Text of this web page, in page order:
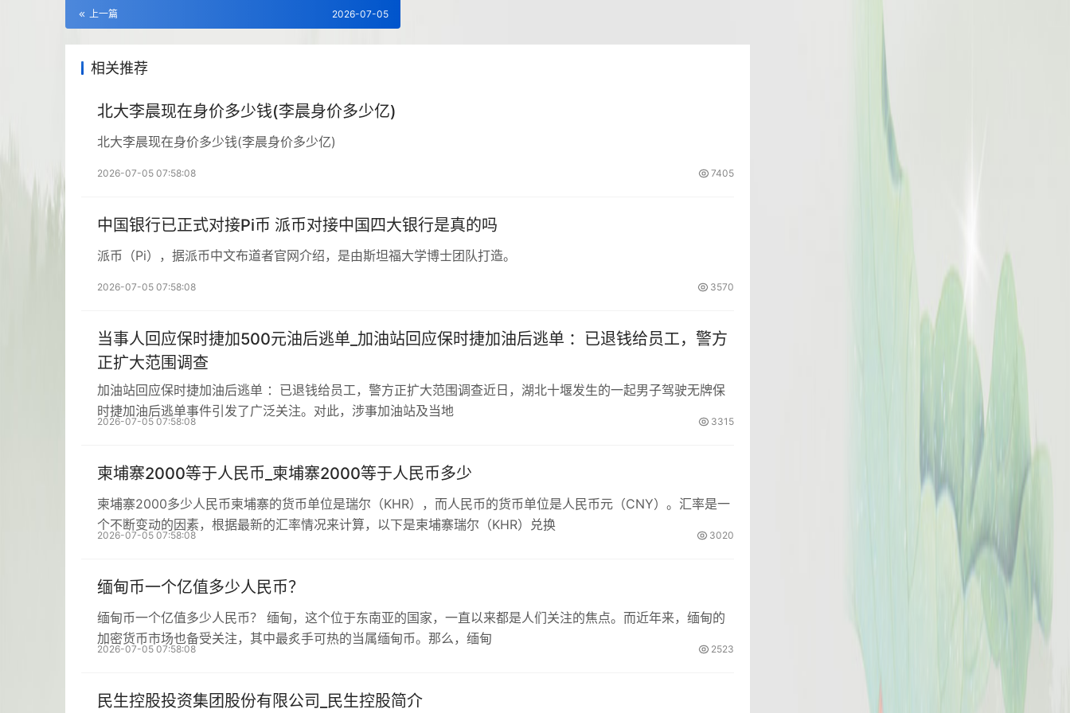
上一篇 2026-07-05
相关推荐
北大李晨现在身价多少钱(李晨身价多少亿)
北大李晨现在身价多少钱(李晨身价多少亿)
2026-07-05 07:58:08 7405
中国银行已正式对接Pi币 派币对接中国四大银行是真的吗
派币（Pi），据派币中文布道者官网介绍，是由斯坦福大学博士团队打造。
2026-07-05 07:58:08 3570
当事人回应保时捷加500元油后逃单_加油站回应保时捷加油后逃单 ：已退钱给员工，警方
正扩大范围调查
加油站回应保时捷加油后逃单 ：已退钱给员工，警方正扩大范围调查近日，湖北十堰发生的一起男子驾驶无牌保
时捷加油后逃单事件引发了广泛关注。对此，涉事加油站及当地
2026-07-05 07:58:08 3315
柬埔寨2000等于人民币_柬埔寨2000等于人民币多少
柬埔寨2000多少人民币柬埔寨的货币单位是瑞尔（KHR），而人民币的货币单位是人民币元（CNY）。汇率是一
个不断变动的因素，根据最新的汇率情况来计算，以下是柬埔寨瑞尔（KHR）兑换
2026-07-05 07:58:08 3020
缅甸币一个亿值多少人民币？
缅甸币一个亿值多少人民币？ 缅甸，这个位于东南亚的国家，一直以来都是人们关注的焦点。而近年来，缅甸的
加密货币市场也备受关注，其中最炙手可热的当属缅甸币。那么，缅甸
2026-07-05 07:58:08 2523
民生控股投资集团股份有限公司_民生控股简介